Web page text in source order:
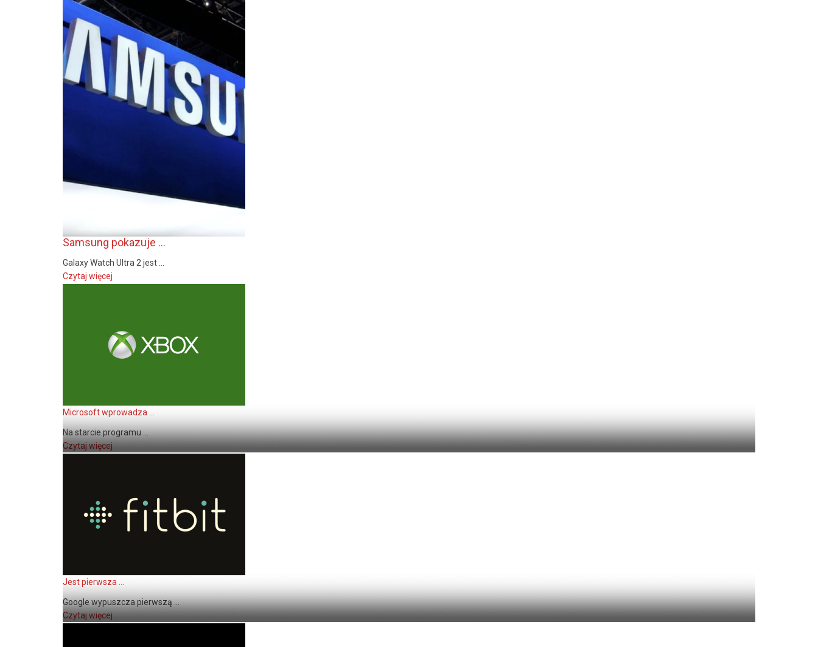
Samsung pokazuje ...
Galaxy Watch Ultra 2 jest ...
Czytaj więcej
Microsoft wprowadza ...
Na starcie programu ...
Czytaj więcej
Jest pierwsza ...
Google wypuszcza pierwszą ...
Czytaj więcej